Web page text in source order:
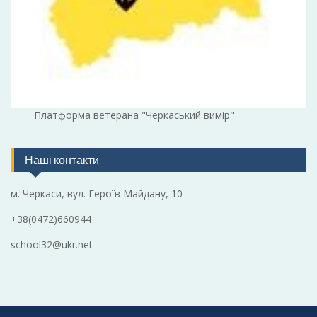
Платформа ветерана "Черкаський вимір"
Наші контакти
м. Черкаси, вул. Героїв Майдану, 10
+38(0472)660944
school32@ukr.net